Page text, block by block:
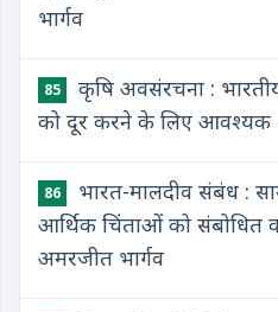
भार्गव
85
कृषि अवसंरचना :
को दूर करने के लिए आवश्यक
86
भारत-मालदीव संबंध :
आर्थिक चिंताओं को संबोधित
अमरजीत भार्गव